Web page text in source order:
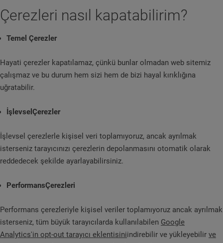
Çerezleri nasıl kapatabilirim?
Temel Çerezler
Hayati çerezler kapatılamaz, çünkü bunlar olmadan web sitemiz
çalışmaz ve bu durum hem sizi hem de bizi hayal kırıklığına
uğratabilir.
İşlevselÇerezler
İşlevsel çerezlerle kişisel veri toplamıyoruz, ancak ayrılmak
isterseniz tarayıcınızı çerezlerin depolanmasını otomatik olarak
reddedecek şekilde ayarlayabilirsiniz.
PerformansÇerezleri
Performans çerezleriyle kişisel veriler toplamıyoruz ancak ayrılmak
isterseniz, tüm büyük tarayıcılarda kullanılabilen Google
Analytics'in opt-out tarayıcı eklentisiniindirebilir ve yükleyebilir ve